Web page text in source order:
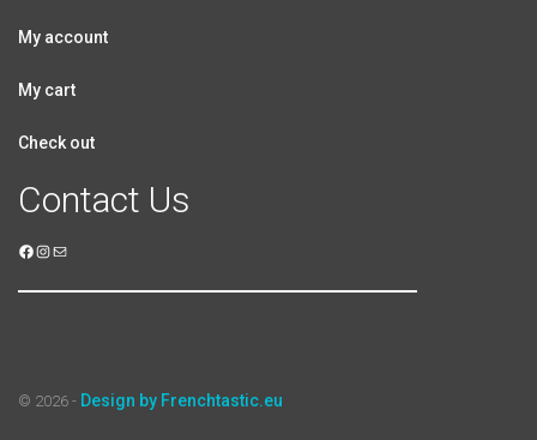
My account
My cart
Check out
Contact Us
© 2026 - Design by Frenchtastic.eu